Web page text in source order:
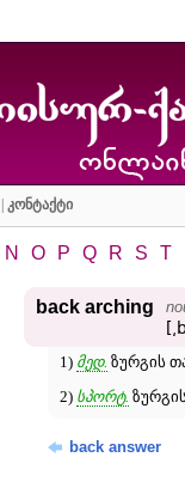
კონტაქტი
N O P Q R S T
back arching
1) მედ. ზურგის
2) სპორტ.
back answer